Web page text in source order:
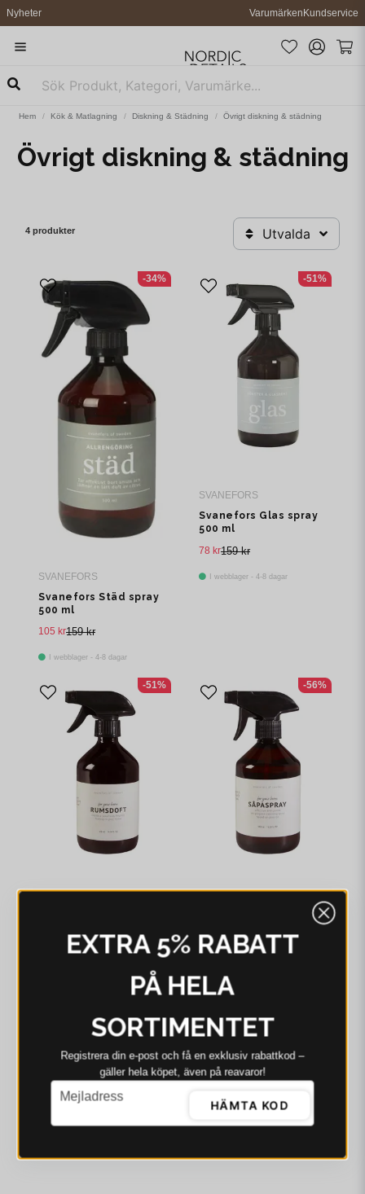
Nyheter VarumärkenKundservice
Hem Kök & Matlagning Diskning & Städning Övrigt diskning & städning
Övrigt diskning & städning
4 produkter Utvalda
SVANEFORS
Svanefors Städ spray
500 ml
159 kr
105 kr
I webblager - 4-8 dagar
-34%
SVANEFORS
Svanefors Glas spray
500 ml
159 kr
78 kr
I webblager - 4-8 dagar
-51%
Sand 500 ml
229 kr
-51%
Svanefors Såpaspray
Sand 500 ml
199 kr
87 kr
I webblager - 4-8 dagar
-56%
EXTRA 5% RABATT
PÅ HELA
SORTIMENTET
Registrera din e‑post och få en exklusiv rabattkod –
gäller hela köpet, även på reavaror!
email
Mejladress
HÄMTA KOD